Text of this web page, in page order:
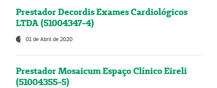
Prestador Decordis Exames Cardiológicos
LTDA (51004347-4)
01 de Abril de 2020
Prestador Mosaicum Espaço Clínico Eireli
(51004355-5)